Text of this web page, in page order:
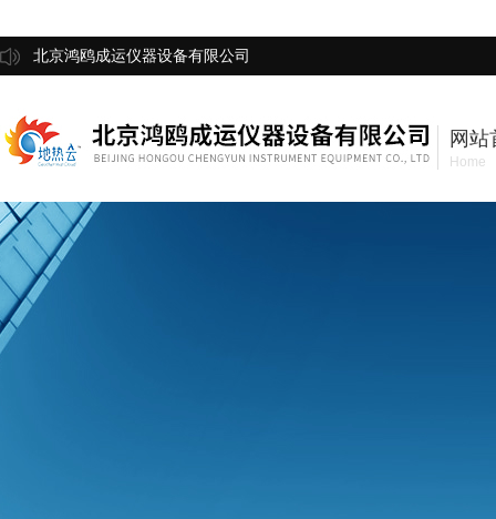
北京鸿鸥成运仪器设备有限公司
网站
Home